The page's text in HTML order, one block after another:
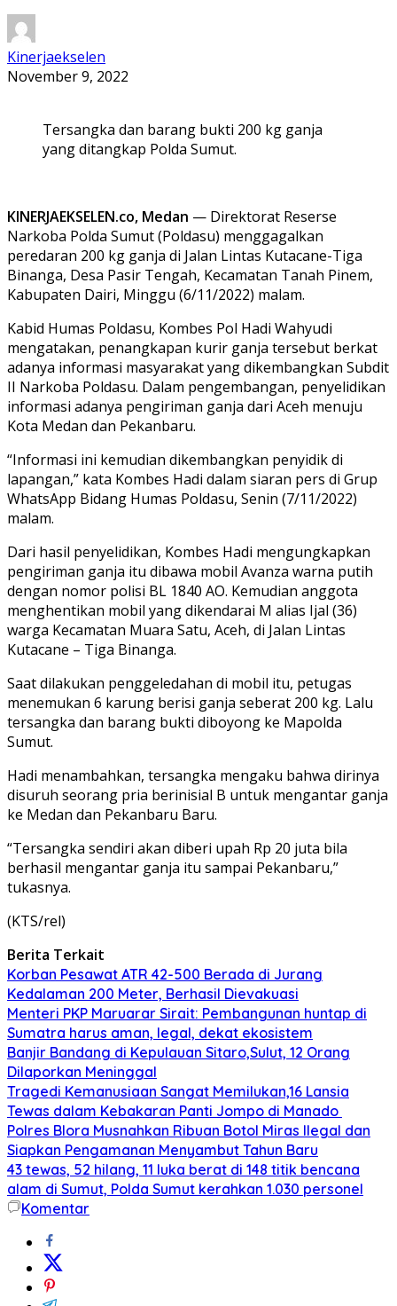
Kinerjaekselen
November 9, 2022
Tersangka dan barang bukti 200 kg ganja
yang ditangkap Polda Sumut.
KINERJAEKSELEN.co, Medan — Direktorat Reserse
Narkoba Polda Sumut (Poldasu) menggagalkan
peredaran 200 kg ganja di Jalan Lintas Kutacane-Tiga
Binanga, Desa Pasir Tengah, Kecamatan Tanah Pinem,
Kabupaten Dairi, Minggu (6/11/2022) malam.
Kabid Humas Poldasu, Kombes Pol Hadi Wahyudi
mengatakan, penangkapan kurir ganja tersebut berkat
adanya informasi masyarakat yang dikembangkan Subdit
II Narkoba Poldasu. Dalam pengembangan, penyelidikan
informasi adanya pengiriman ganja dari Aceh menuju
Kota Medan dan Pekanbaru.
“Informasi ini kemudian dikembangkan penyidik di
lapangan,” kata Kombes Hadi dalam siaran pers di Grup
WhatsApp Bidang Humas Poldasu, Senin (7/11/2022)
malam.
Dari hasil penyelidikan, Kombes Hadi mengungkapkan
pengiriman ganja itu dibawa mobil Avanza warna putih
dengan nomor polisi BL 1840 AO. Kemudian anggota
menghentikan mobil yang dikendarai M alias Ijal (36)
warga Kecamatan Muara Satu, Aceh, di Jalan Lintas
Kutacane – Tiga Binanga.
Saat dilakukan penggeledahan di mobil itu, petugas
menemukan 6 karung berisi ganja seberat 200 kg. Lalu
tersangka dan barang bukti diboyong ke Mapolda
Sumut.
Hadi menambahkan, tersangka mengaku bahwa dirinya
disuruh seorang pria berinisial B untuk mengantar ganja
ke Medan dan Pekanbaru Baru.
“Tersangka sendiri akan diberi upah Rp 20 juta bila
berhasil mengantar ganja itu sampai Pekanbaru,”
tukasnya.
(KTS/rel)
Berita Terkait
Korban Pesawat ATR 42-500 Berada di Jurang
Kedalaman 200 Meter, Berhasil Dievakuasi
Menteri PKP Maruarar Sirait: Pembangunan huntap di
Sumatra harus aman, legal, dekat ekosistem
Banjir Bandang di Kepulauan Sitaro,Sulut, 12 Orang
Dilaporkan Meninggal
Tragedi Kemanusiaan Sangat Memilukan,16 Lansia
Tewas dalam Kebakaran Panti Jompo di Manado
Polres Blora Musnahkan Ribuan Botol Miras Ilegal dan
Siapkan Pengamanan Menyambut Tahun Baru
43 tewas, 52 hilang, 11 luka berat di 148 titik bencana
alam di Sumut, Polda Sumut kerahkan 1.030 personel
Komentar